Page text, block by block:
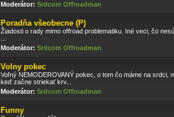
Moderátor: Srdcom Offroadman
Poradňa všeobecne (P)
Žiadosti o rady mimo offroad problematiku. Iné veci, čo
Moderátor: Srdcom Offroadman
Volny pokec
Voľný NEMODEROVANÝ pokec, o tom čo máme na srdci,
keď začne striekať krv...
Moderátor: Srdcom Offroadman
Funny